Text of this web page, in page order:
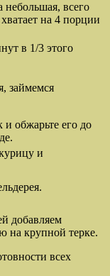
небольшая, всего
на 4 порции
в 1/3 этого
займемся
обжарьте его до
и
добавляем
на крупной терке.
всех